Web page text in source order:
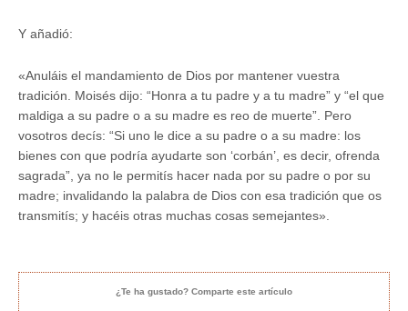
Y añadió:
«Anuláis el mandamiento de Dios por mantener vuestra
tradición. Moisés dijo: “Honra a tu padre y a tu madre” y “el que
maldiga a su padre o a su madre es reo de muerte”. Pero
vosotros decís: “Si uno le dice a su padre o a su madre: los
bienes con que podría ayudarte son ‘corbán’, es decir, ofrenda
sagrada”, ya no le permitís hacer nada por su padre o por su
madre; invalidando la palabra de Dios con esa tradición que os
transmitís; y hacéis otras muchas cosas semejantes».
¿Te ha gustado? Comparte este artículo